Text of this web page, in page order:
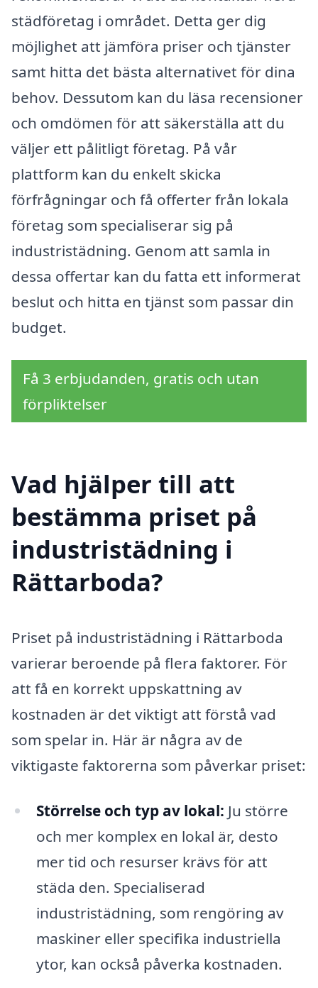
städföretag i området. Detta ger dig
möjlighet att jämföra priser och tjänster
samt hitta det bästa alternativet för dina
behov. Dessutom kan du läsa recensioner
och omdömen för att säkerställa att du
väljer ett pålitligt företag. På vår
plattform kan du enkelt skicka
förfrågningar och få offerter från lokala
företag som specialiserar sig på
industristädning. Genom att samla in
dessa offertar kan du fatta ett informerat
beslut och hitta en tjänst som passar din
budget.
Få 3 erbjudanden, gratis och utan
förpliktelser
Vad hjälper till att
bestämma priset på
industristädning i
Rättarboda?
Priset på industristädning i Rättarboda
varierar beroende på flera faktorer. För
att få en korrekt uppskattning av
kostnaden är det viktigt att förstå vad
som spelar in. Här är några av de
viktigaste faktorerna som påverkar priset:
Störrelse och typ av lokal: Ju större
och mer komplex en lokal är, desto
mer tid och resurser krävs för att
städa den. Specialiserad
industristädning, som rengöring av
maskiner eller specifika industriella
ytor, kan också påverka kostnaden.